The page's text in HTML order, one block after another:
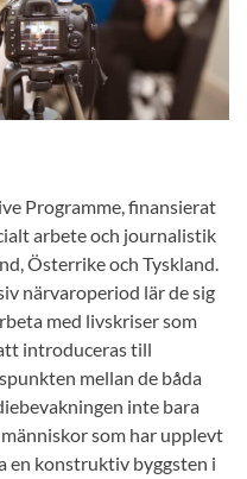
Programme, finansierat
arbete och journalistik
Österrike och Tyskland.
närvaroperiod lär de sig
med livskriser som
introduceras till
mellan de båda
inte bara
som har upplevt
en konstruktiv byggsten i